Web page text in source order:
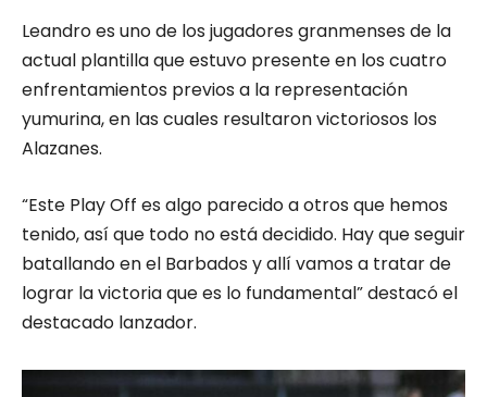
Leandro es uno de los jugadores granmenses de la
actual plantilla que estuvo presente en los cuatro
enfrentamientos previos a la representación
yumurina, en las cuales resultaron victoriosos los
Alazanes.
“Este Play Off es algo parecido a otros que hemos
tenido, así que todo no está decidido. Hay que seguir
batallando en el Barbados y allí vamos a tratar de
lograr la victoria que es lo fundamental” destacó el
destacado lanzador.